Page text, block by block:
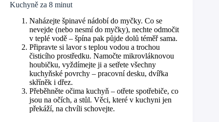
Kuchyně za 8 minut
Naházejte špinavé nádobí do myčky. Co se
nevejde (nebo nesmí do myčky), nechte odmočit
v teplé vodě – špína pak půjde dolů téměř sama.
Připravte si lavor s teplou vodou a trochou
čisticího prostředku. Namočte mikrovláknovou
houbičku, vyždímejte ji a setřete všechny
kuchyňské povrchy – pracovní desku, dvířka
skříněk i dřez.
Přeběhněte očima kuchyň – otřete spotřebiče, co
jsou na očích, a stůl. Věci, které v kuchyni jen
překáží, na chvíli schovejte.